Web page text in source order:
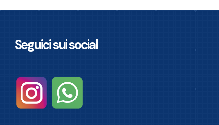
Seguici sui social